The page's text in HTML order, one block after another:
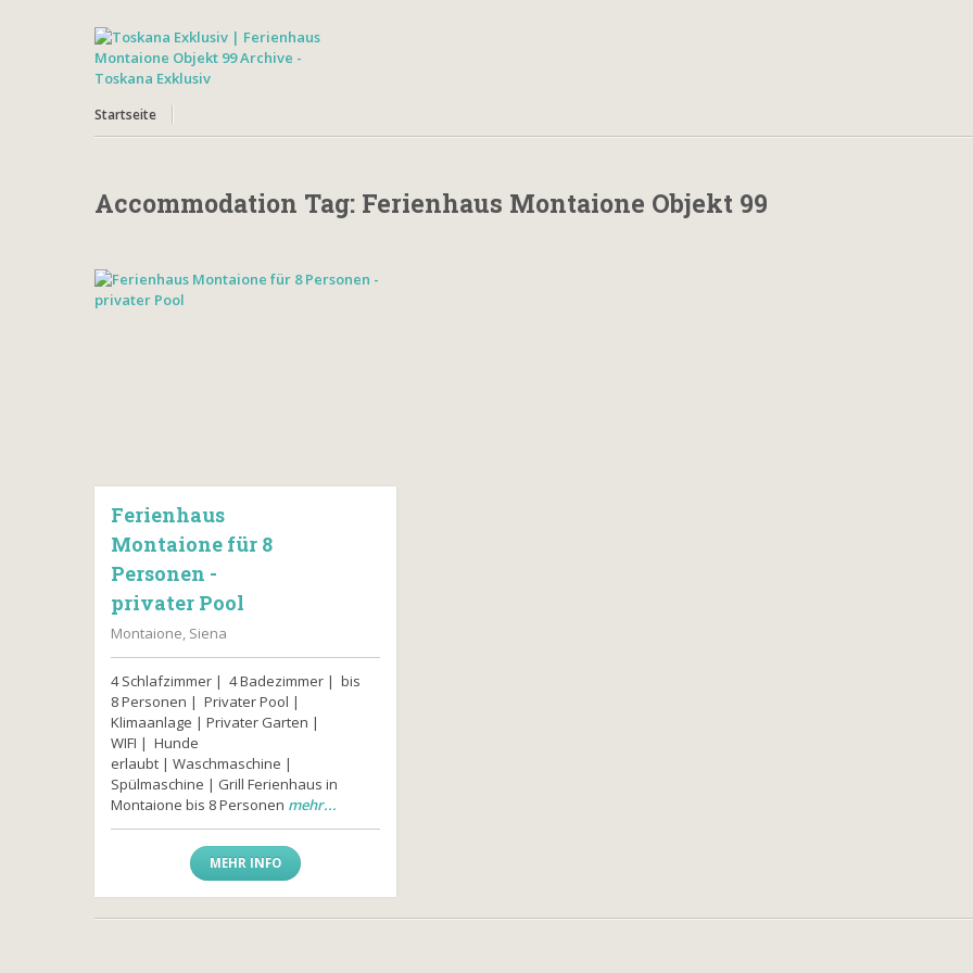
Startseite
Accommodation Tag: Ferienhaus Montaione Objekt 99
Ferienhaus
Montaione für 8
Personen -
privater Pool
Montaione, Siena
4 Schlafzimmer | 4 Badezimmer | bis
8 Personen | Privater Pool |
Klimaanlage | Privater Garten |
WIFI | Hunde
erlaubt | Waschmaschine |
Spülmaschine | Grill Ferienhaus in
Montaione bis 8 Personen mehr...
MEHR INFO